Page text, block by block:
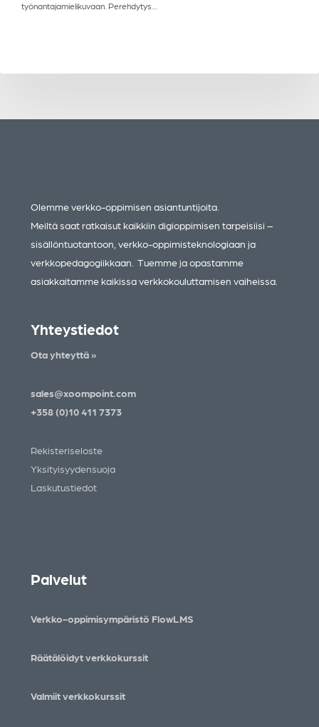
työnantajamielikuvaan. Perehdytys…
Olemme verkko-oppimisen asiantuntijoita.
Meiltä saat ratkaisut kaikkiin digioppimisen tarpeisiisi –
sisällöntuotantoon, verkko-oppimisteknologiaan ja
verkkopedagogiikkaan. Tuemme ja opastamme
asiakkaitamme kaikissa verkkokouluttamisen vaiheissa.
Yhteystiedot
Ota yhteyttä »
sales@xoompoint.com
+358 (0)10 411 7373
Rekisteriseloste
Yksityisyydensuoja
Laskutustiedot
Palvelut
Verkko-oppimisympäristö FlowLMS
Räätälöidyt verkkokurssit
Valmiit verkkokurssit